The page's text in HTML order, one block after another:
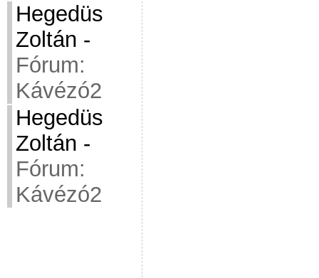
Hegedüs
Zoltán -
Fórum:
Kávézó2
Hegedüs
Zoltán -
Fórum:
Kávézó2